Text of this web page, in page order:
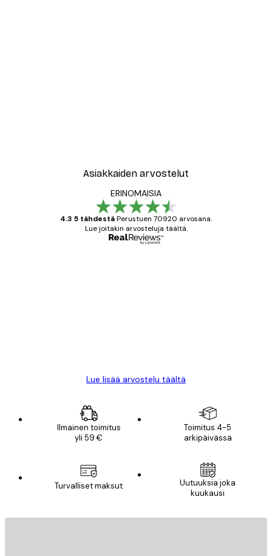
Asiakkaiden arvostelut
ERINOMAISIA
4.3 5 tähdestäPerustuen 70920 arvosana.
Lue joitakin arvosteluja täältä.
Lue lisää arvostelu täältä
Ilmainen toimitus
yli 59 €
Toimitus 4-5
arkipäivässä
Turvalliset maksut
Uutuuksia joka
kuukausi